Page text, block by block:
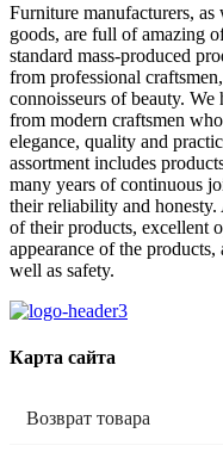
Furniture manufacturers,
goods, are full of amazing
standard mass-produced
from professional
connoisseurs of beauty. We
from modern craftsmen
elegance, quality and
assortment includes
many years of continuous
their reliability and
of their products, excellent
appearance of the
well as safety.
Карта сайта
Возврат товара